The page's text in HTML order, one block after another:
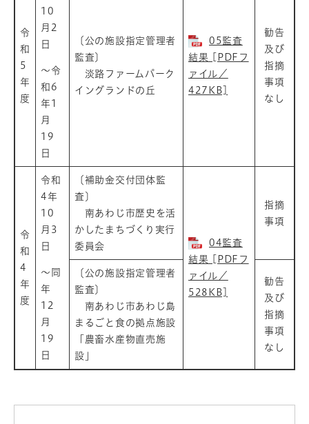
令
和
5
年
度
10
月2
日
～令
和6
年1
月
19
日
〔公の施設指定管理者
監査〕
淡路ファームパーク
イングランドの丘
05監査
結果 [PDFフ
ァイル／
427KB]
勧告
及び
指摘
事項
なし
令
和
4
年
度
令和
4年
10
月3
日
～同
年
12
月
19
日
〔補助金交付団体監
査〕
南あわじ市歴史を活
かしたまちづくり実行
委員会
04監査
結果 [PDFフ
ァイル／
528KB]
指摘
事項
〔公の施設指定管理者
監査〕
南あわじ市あわじ島
まるごと食の拠点施設
「農畜水産物直売施
設」
勧告
及び
指摘
事項
なし